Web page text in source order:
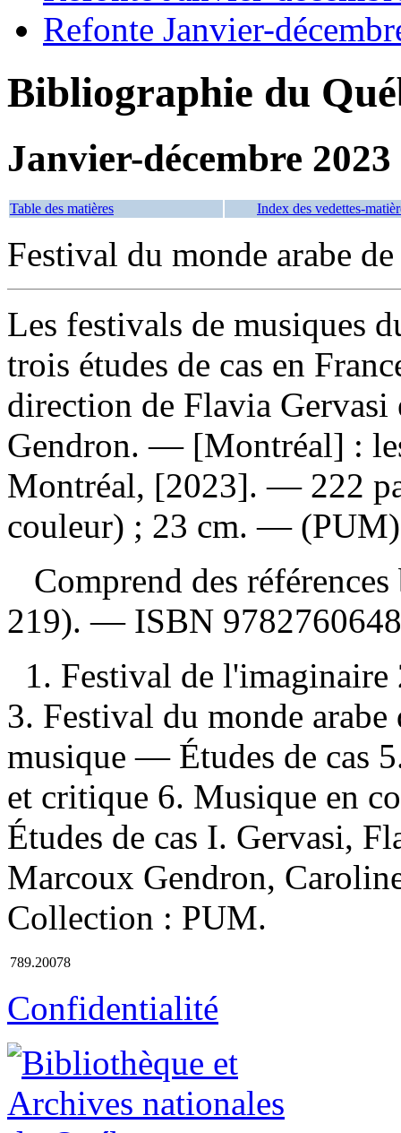
Refonte Janvier-
Bibliographie du
Janvier-décembre 2023
Table des matières Index des vedettes-
Festival du monde arabe
Les festivals de musiques
trois études de cas en
direction de Flavia
Gendron. — [Montréal] :
Montréal, [2023]. — 222
couleur) ; 23 cm. —
Comprend des
219). — ISBN
1. Festival de
3. Festival du monde
musique — Études de cas
et critique 6. Musique en
Études de cas I. Gervasi,
Marcoux Gendron,
Collection : PUM.
789.20078
Confidentialité